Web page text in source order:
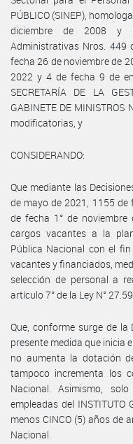
PÚBLICO (SINEP),
diciembre de 2008 y
Administrativas Nros. 449
fecha 26 de noviembre de
2022 y 4 de fecha 9 de
SECRETARÍA DE LA
GABINETE DE
modificatorias, y
CONSIDERANDO:
Que mediante las
de mayo de 2021, 1155
de fecha 1° de
cargos vacantes a la
Pública Nacional con el
vacantes y financiados,
selección de personal a
artículo 7° de la Ley N°
Que, conforme surge de
presente medida que inicia
no aumenta la dotación
tampoco incrementa los
Nacional. Asimismo,
empleadas del INSTITUTO
menos CINCO (5) años de
Nacional.